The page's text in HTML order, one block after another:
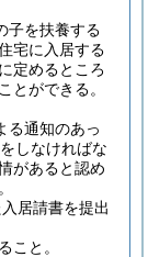
子を扶養する
宅に入居する
定めるところ
とができる。
る通知のあっ
しなければな
があると認め
居請書を提出
こと。